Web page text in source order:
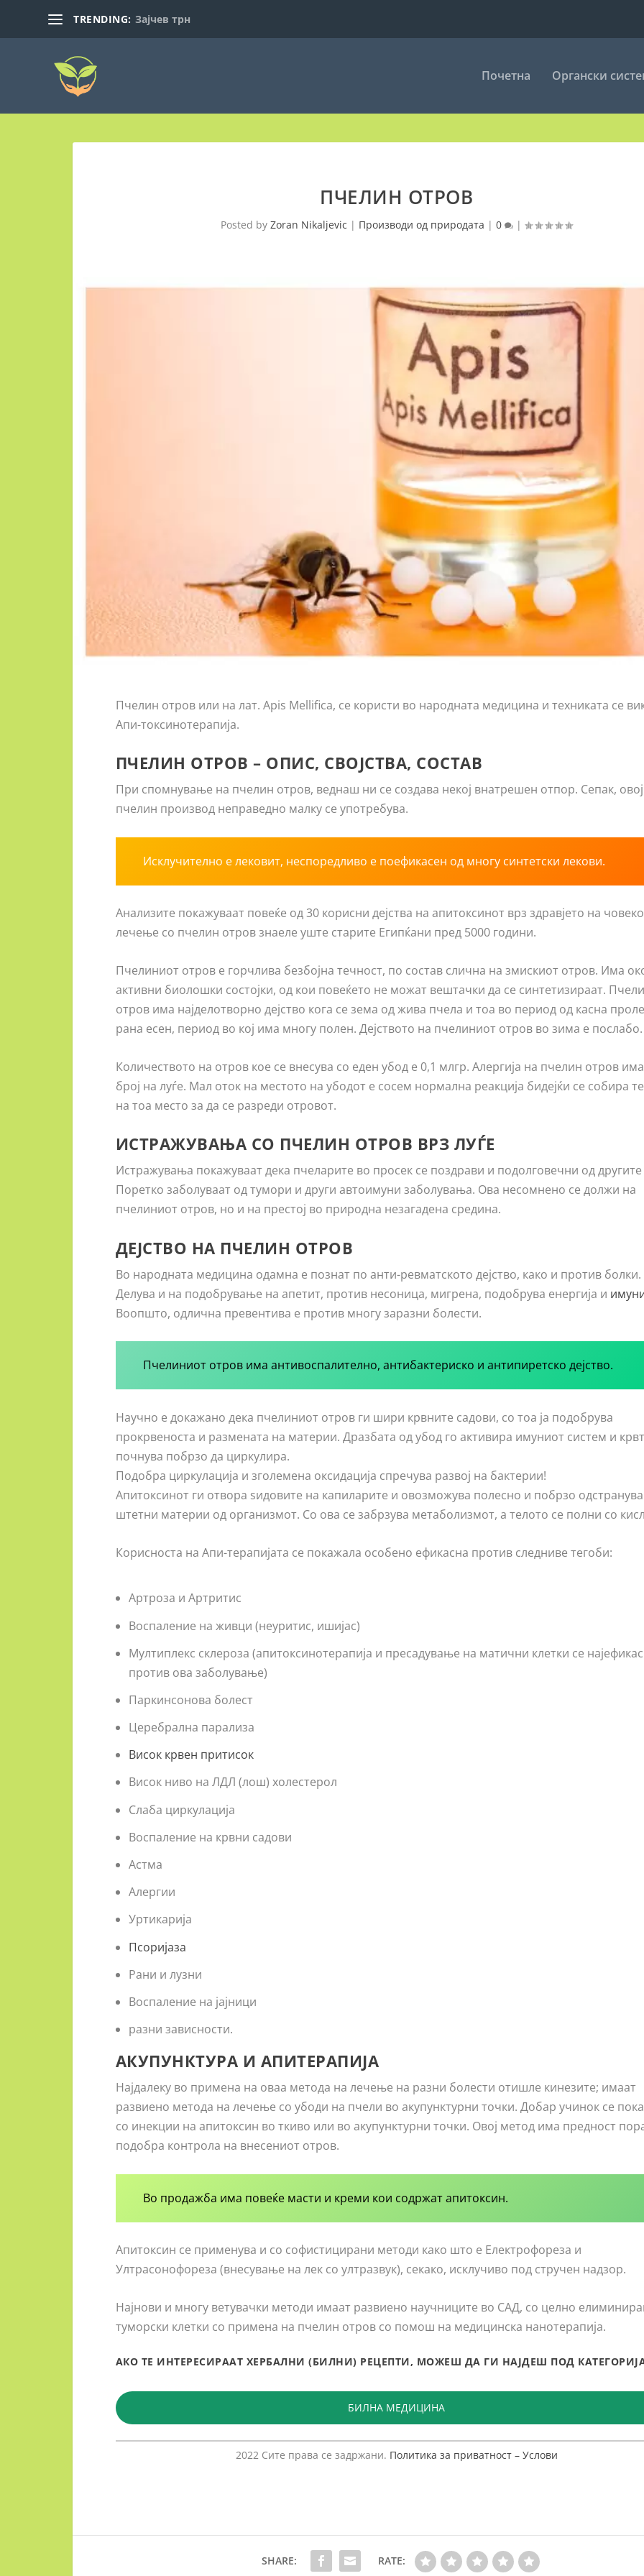
TRENDING: Зајчев трн
Почетна Органски
ПЧЕЛИН ОТРОВ
Posted byZoran Nikaljevic | Производи од природата |0 |
Пчелин отров или на лат. Apis Mellifica, се користи во народната медицина и техниката се
Апи-токсинотерапија.
ПЧЕЛИН ОТРОВ – ОПИС, СВОЈСТВА, СОСТАВ
При спомнување на пчелин отров, веднаш ни се создава некој внатрешен отпор. Сепак, овој
пчелин производ неправедно малку се употребува.
Исклучително е лековит, неспоредливо е поефикасен од многу синтетски лекови.
Анализите покажуваат повеќе од 30 корисни дејства на апитоксинот врз здравјето на
лечење со пчелин отров знаеле уште старите Египќани пред 5000 години.
Пчелиниот отров е горчлива безбојна течност, по состав слична на змискиот отров. Има
активни биолошки состојки, од кои повеќето не можат вештачки да се синтетизираат.
отров има најделотворно дејство кога се зема од жива пчела и тоа во период од касна
рана есен, период во кој има многу полен. Дејството на пчелиниот отров во зима е послабо.
Количеството на отров кое се внесува со еден убод е 0,1 млгр. Алергија на пчелин отров
број на луѓе. Мал оток на местото на убодот е сосем нормална реакција бидејќи се собира
на тоа место за да се разреди отровот.
ИСТРАЖУВАЊА СО ПЧЕЛИН ОТРОВ ВРЗ ЛУЃЕ
Истражувања покажуваат дека пчеларите во просек се поздрави и подолговечни од другите
Поретко заболуваат од тумори и други автоимуни заболувања. Ова несомнено се должи на
пчелиниот отров, но и на престој во природна незагадена средина.
ДЕЈСТВО НА ПЧЕЛИН ОТРОВ
Во народната медицина одамна е познат по анти-ревматското дејство, како и против болки.
Делува и на подобрување на апетит, против несоница, мигрена, подобрува енергија и
Воопшто, одлична превентива е против многу заразни болести.
Пчелиниот отров има антивоспалително, антибактериско и антипиретско дејство.
Научно е докажано дека пчелиниот отров ги шири крвните садови, со тоа ја подобрува
прокрвеноста и размената на материи. Дразбата од убод го активира имуниот систем и
почнува побрзо да циркулира.
Подобра циркулација и зголемена оксидација спречува развој на бактерии!
Апитоксинот ги отвора ѕидовите на капиларите и овозможува полесно и побрзо
штетни материи од организмот. Со ова се забрзува метаболизмот, а телото се полни со
Корисноста на Апи-терапијата се покажала особено ефикасна против следниве тегоби:
Артроза и Артритис
Воспаление на живци (неуритис, ишијас)
Мултиплекс склероза (апитоксинотерапија и пресадување на матични клетки се
против ова заболување)
Паркинсонова болест
Церебрална парализа
Висок крвен притисок
Висок ниво на ЛДЛ (лош) холестерол
Слаба циркулација
Воспаление на крвни садови
Астма
Алергии
Уртикарија
Псоријаза
Рани и лузни
Воспаление на јајници
разни зависности.
АКУПУНКТУРА И АПИТЕРАПИЈА
Најдалеку во примена на оваа метода на лечење на разни болести отишле кинезите; имаат
развиено метода на лечење со убоди на пчели во акупунктурни точки. Добар учинок се
со инекции на апитоксин во ткиво или во акупунктурни точки. Овој метод има предност
подобра контрола на внесениот отров.
Во продажба има повеќе масти и креми кои содржат апитоксин.
Апитоксин се применува и со софистицирани методи како што е Електрофореза и
Ултрасонофореза (внесување на лек со ултразвук), секако, исклучиво под стручен надзор.
Најнови и многу ветувачки методи имаат развиено научниците во САД, со целно
туморски клетки со примена на пчелин отров со помош на медицинска нанотерапија.
АКО ТЕ ИНТЕРЕСИРААТ ХЕРБАЛНИ (БИЛНИ) РЕЦЕПТИ, МОЖЕШ ДА ГИ НАЈДЕШ ПОД
БИЛНА МЕДИЦИНА
2022 Сите права се задржани. Политика за приватност – Услови
SHARE: RATE: